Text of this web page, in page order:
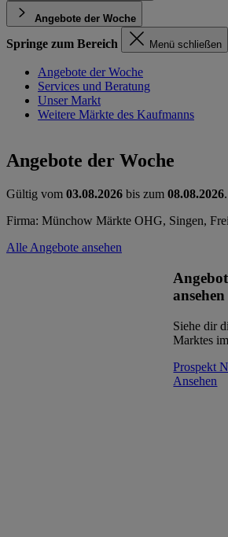
Angebote der Woche
Springe zum Bereich Menü schließen
Angebote der Woche
Services und Beratung
Unser Markt
Weitere Märkte des Kaufmanns
Angebote der Woche
Gültig vom 03.08.2026 bis zum 08.08.2026.
Firma: Münchow Märkte OHG, Singen,
Alle Angebote ansehen
ansehen
Siehe dir
Marktes
Prospekt
Ansehen